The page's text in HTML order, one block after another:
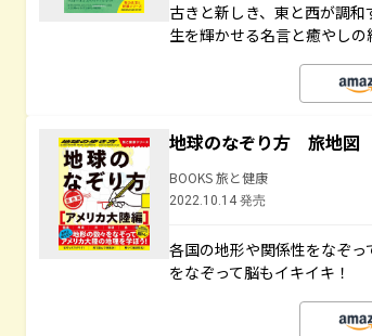
古きと新しき、東と西が調
生を輝かせる名言と癒やしの
地球のなぞり方 旅地図
BOOKS 旅と健康
2022.10.14 発売
各国の地形や関係性をなぞ
をなぞって脳もイキイキ！